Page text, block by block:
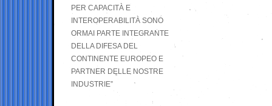
PER CAPACITÀ E
INTEROPERABILITÀ SONO
ORMAI PARTE INTEGRANTE
DELLA DIFESA DEL
CONTINENTE EUROPEO E
PARTNER DELLE NOSTRE
INDUSTRIE”